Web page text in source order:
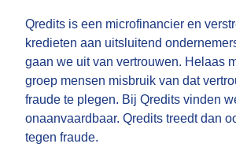
Qredits is een microfinancier en
kredieten aan uitsluitend
gaan we uit van vertrouwen. Helaas
groep mensen misbruik van dat
fraude te plegen. Bij Qredits vinden
onaanvaardbaar. Qredits treedt dan
tegen fraude.